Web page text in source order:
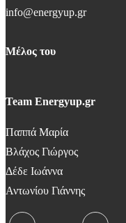
info@energyup.gr
Μέλος του
Team Energyup.gr
Παππά Μαρία
Βλάχος Γιώργος
Δέδε Ιωάννα
Αντωνίου Γιάννης